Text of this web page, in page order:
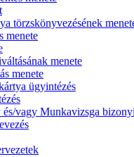
törzskönyvezésének
menete
menete
menete
ügyintézés
vagy Munkavizsga